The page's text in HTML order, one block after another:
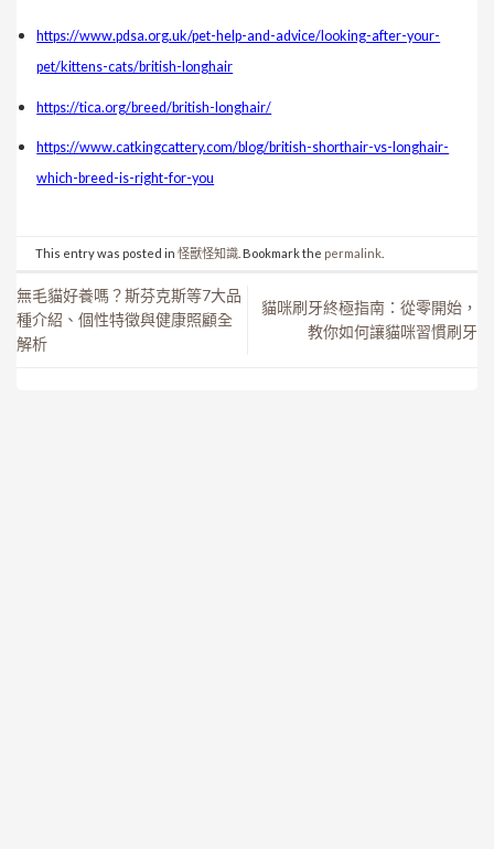
https://www.pdsa.org.uk/pet-help-and-advice/looking-after-your-
pet/kittens-cats/british-longhair
https://tica.org/breed/british-longhair/
https://www.catkingcattery.com/blog/british-shorthair-vs-longhair-
which-breed-is-right-for-you
This entry was posted in 怪獸怪知識. Bookmark the permalink.
無毛貓好養嗎？斯芬克斯等7大品
種介紹、個性特徵與健康照顧全
解析
貓咪刷牙終極指南：從零開始，
教你如何讓貓咪習慣刷牙